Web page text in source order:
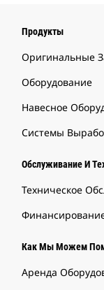
Продукты
Оригинальные
Оборудование
Навесное
Системы
Обслуживание И
Техническое
Как Мы Можем
Аренда